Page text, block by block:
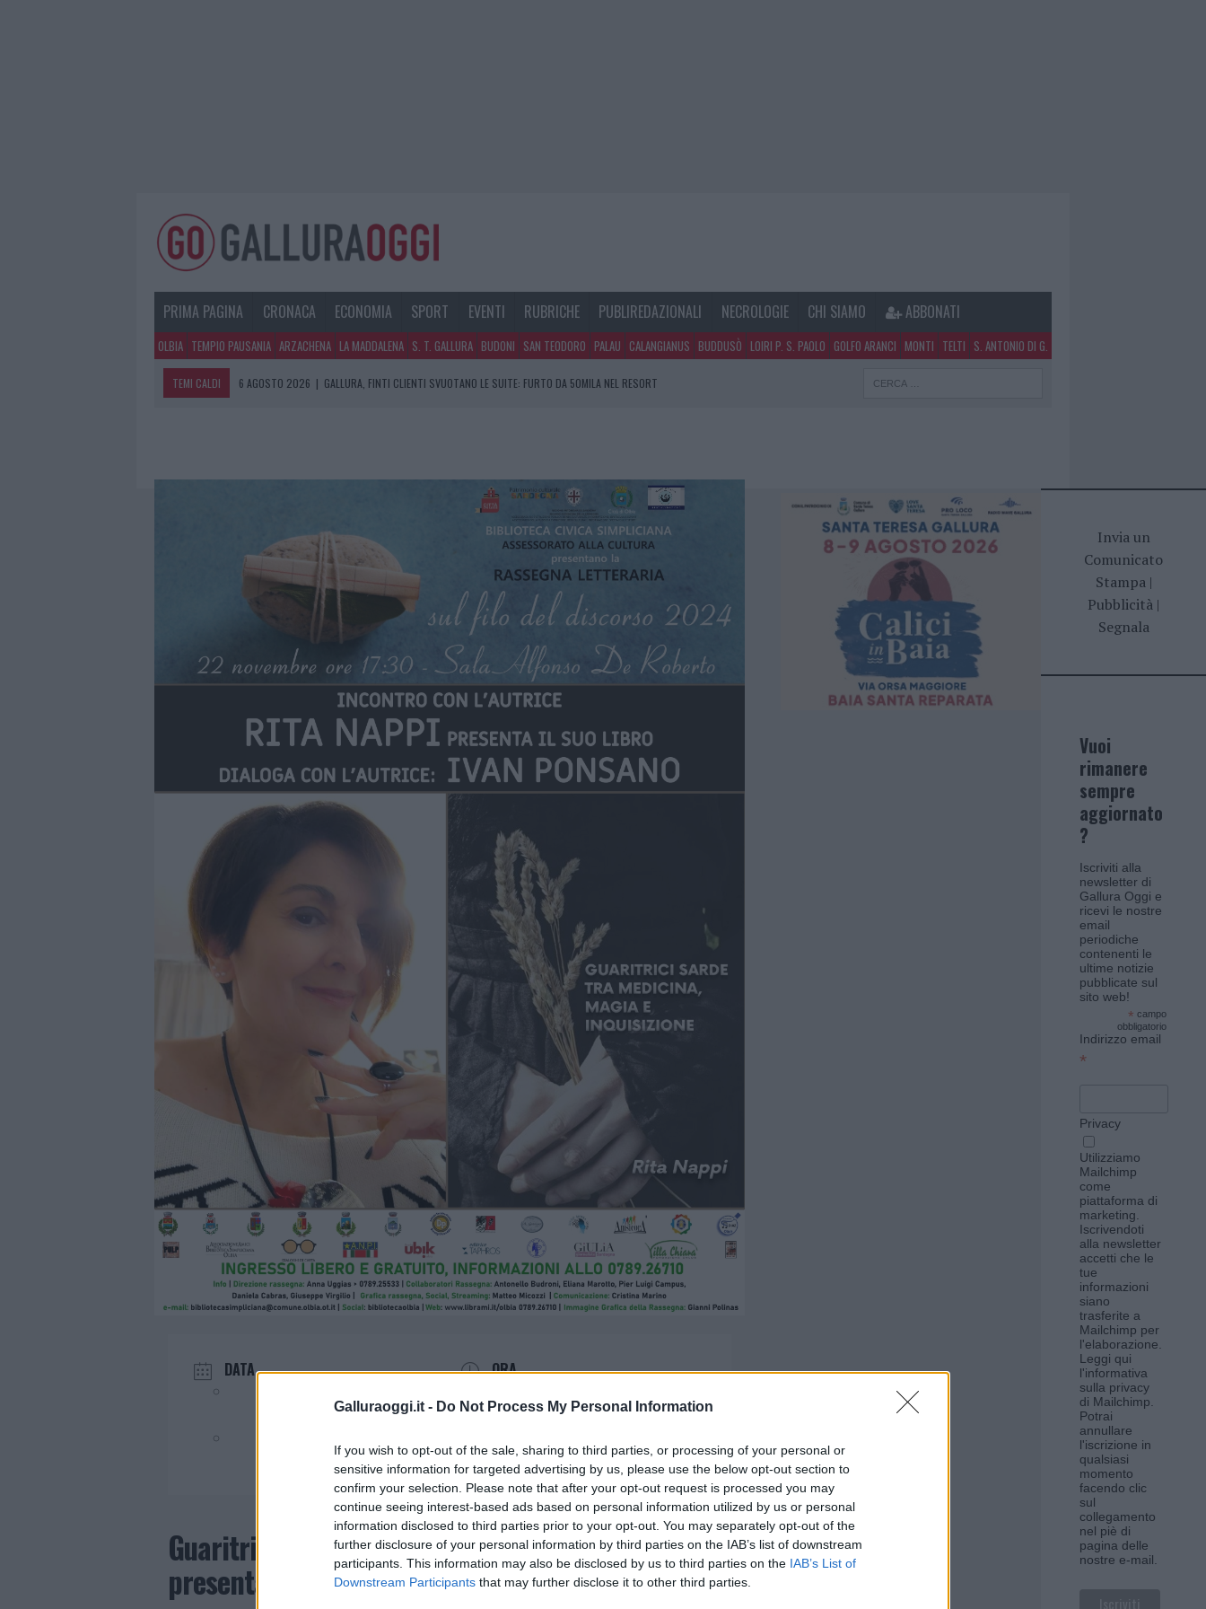
Galluraoggi.it - Do Not Process My Personal Information
If you wish to opt-out of the sale, sharing to third parties, or processing of your personal or
sensitive information for targeted advertising by us, please use the below opt-out section to
confirm your selection. Please note that after your opt-out request is processed you may
continue seeing interest-based ads based on personal information utilized by us or personal
information disclosed to third parties prior to your opt-out. You may separately opt-out of the
further disclosure of your personal information by third parties on the IAB’s list of downstream
participants. This information may also be disclosed by us to third parties on the IAB’s List of
Downstream Participants that may further disclose it to other third parties.
PRIMA PAGINA CRONACA ECONOMIA SPORT EVENTI RUBRICHE PUBLIREDAZIONALI NECROLOGIE CHI SIAMO ABBONATI
OLBIA TEMPIO PAUSANIA ARZACHENA LA MADDALENA S. T. GALLURA BUDONI SAN TEODORO PALAU CALANGIANUS BUDDUSÒ LOIRI P. S. PAOLO GOLFO ARANCI MONTI TELTI S. ANTONIO DI G.
TEMI CALDI 6 AGOSTO 2026 | METEO OLBIA 7 AGOSTO, SOLE E CALDO TORNANO PROTAGONISTI
GALLURA, FINTI CLIENTI SVUOTANO LE SUITE: FURTO DA 50MILA NEL RESORT
DATA ORA
Guaritrici sarde tra medicina magia. La
presentazione del libro a Olbia
Invia un
Comunicato
Stampa|
Pubblicità |
Segnala
Vuoi
rimanere
sempre
aggiornato
?
Iscriviti alla
newsletter di
Gallura Oggi e
ricevi le nostre
email
periodiche
contenenti le
ultime notizie
pubblicate sul
sito web!
* campo
obbligatorio
Indirizzo email
*
Privacy
Utilizziamo
Mailchimp
come
piattaforma di
marketing.
Iscrivendoti
alla newsletter
accetti che le
tue
informazioni
siano
trasferite a
Mailchimp per
l'elaborazione.
Leggi qui
l'informativa
sulla privacy
di Mailchimp.
Potrai
annullare
l'iscrizione in
qualsiasi
momento
facendo clic
sul
collegamento
nel piè di
pagina delle
nostre e-mail.